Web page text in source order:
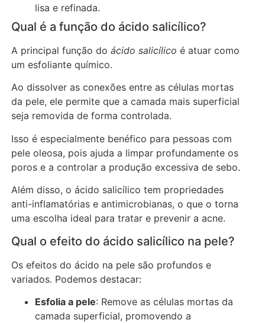
lisa e refinada.
Qual é a função do ácido salicílico?
A principal função do ácido salicílico é atuar como
um esfoliante químico.
Ao dissolver as conexões entre as células mortas
da pele, ele permite que a camada mais superficial
seja removida de forma controlada.
Isso é especialmente benéfico para pessoas com
pele oleosa, pois ajuda a limpar profundamente os
poros e a controlar a produção excessiva de sebo.
Além disso, o ácido salicílico tem propriedades
anti-inflamatórias e antimicrobianas, o que o torna
uma escolha ideal para tratar e prevenir a acne.
Qual o efeito do ácido salicílico na pele?
Os efeitos do ácido na pele são profundos e
variados. Podemos destacar:
Esfolia a pele: Remove as células mortas da
camada superficial, promovendo a